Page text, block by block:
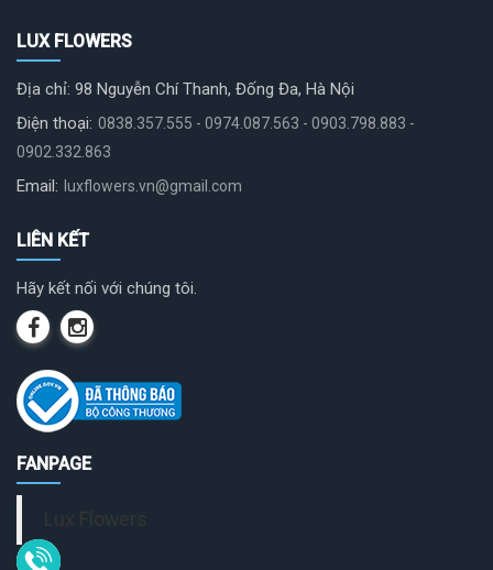
LUX FLOWERS
Địa chỉ: 98 Nguyễn Chí Thanh, Đống Đa, Hà Nội
Điện thoại: 0838.357.555 - 0974.087.563 - 0903.798.883 -
0902.332.863
Email: luxflowers.vn@gmail.com
LIÊN KẾT
Hãy kết nối với chúng tôi.
FANPAGE
Lux Flowers